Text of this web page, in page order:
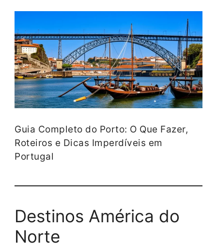
Guia Completo do Porto: O Que Fazer,
Roteiros e Dicas Imperdíveis em
Portugal
Destinos América do
Norte